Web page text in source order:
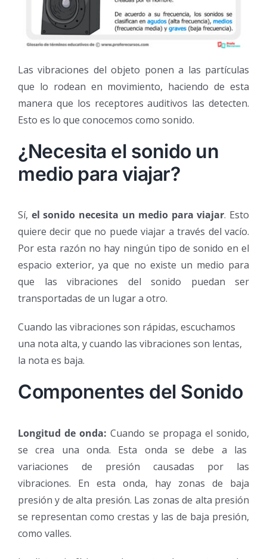
Las vibraciones del objeto ponen a las partículas
que lo rodean en movimiento, haciendo de esta
manera que los receptores auditivos las detecten.
Esto es lo que conocemos como sonido.
¿Necesita el sonido un
medio para viajar?
Sí, el sonido necesita un medio para viajar. Esto
quiere decir que no puede viajar a través del vacío.
Por esta razón no hay ningún tipo de sonido en el
espacio exterior, ya que no existe un medio para
que las vibraciones del sonido puedan ser
transportadas de un lugar a otro.
Cuando las vibraciones son rápidas, escuchamos
una nota alta, y cuando las vibraciones son lentas,
la nota es baja.
Componentes del Sonido
Longitud de onda: Cuando se propaga el sonido,
se crea una onda. Esta onda se debe a las
variaciones de presión causadas por las
vibraciones. En esta onda, hay zonas de baja
presión y de alta presión. Las zonas de alta presión
se representan como crestas y las de baja presión,
como valles.